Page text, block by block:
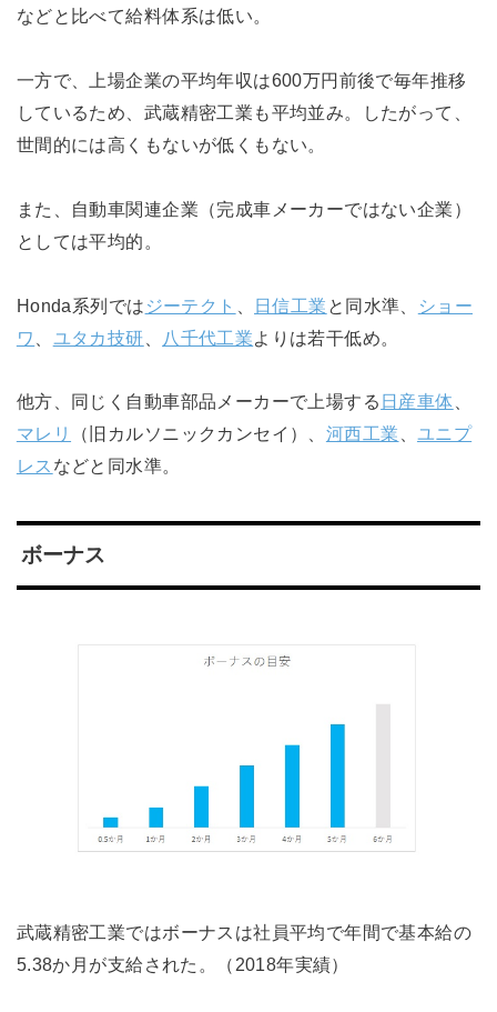
などと比べて給料体系は低い。
一方で、上場企業の平均年収は600万円前後で毎年推移
しているため、武蔵精密工業も平均並み。したがって、
世間的には高くもないが低くもない。
また、自動車関連企業（完成車メーカーではない企業）
としては平均的。
Honda系列では ジーテクト 日信工業 と同水準、
ショー
ワ
ユタカ技研 八千代工業よりは若干低め。
他方、同じく自動車部品メーカーで上場する 日産車体
マレリ
（旧カルソニックカンセイ）、 河西工業
ユニプ
レス などと同水準。
ボーナス
武蔵精密工業ではボーナスは社員平均で年間で基本給の
5.38か月が支給された。（2018年実績）